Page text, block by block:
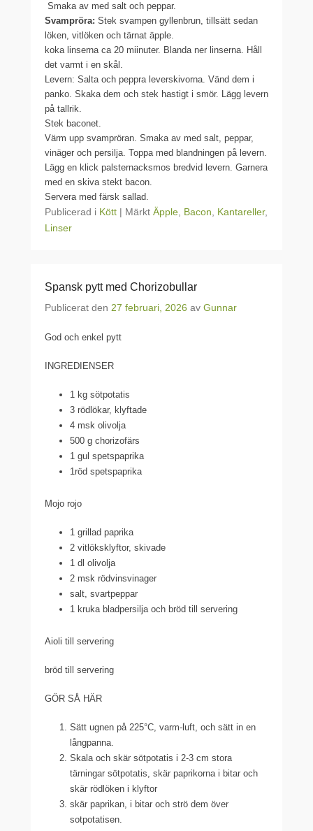
Smaka av med salt och peppar.
Svampröra: Stek svampen gyllenbrun, tillsätt sedan
löken, vitlöken och tärnat äpple.
koka linserna ca 20 miinuter. Blanda ner linserna. Håll
det varmt i en skål.
Levern: Salta och peppra leverskivorna. Vänd dem i
panko. Skaka dem och stek hastigt i smör. Lägg levern
på tallrik.
Stek baconet.
Värm upp svampröran. Smaka av med salt, peppar,
vinäger och persilja. Toppa med blandningen på levern.
Lägg en klick palsternacksmos bredvid levern. Garnera
med en skiva stekt bacon.
Servera med färsk sallad.
Publicerad i Kött | Märkt Äpple Bacon Kantareller,
Linser
Spansk pytt med Chorizobullar
Publicerat den 27 februari, 2026 av Gunnar
God och enkel pytt
INGREDIENSER
1 kg sötpotatis
3 rödlökar, klyftade
4 msk olivolja
500 g chorizofärs
1 gul spetspaprika
1röd spetspaprika
Mojo rojo
1 grillad paprika
2 vitlöksklyftor, skivade
1 dl olivolja
2 msk rödvinsvinager
salt, svartpeppar
1 kruka bladpersilja och bröd till servering
Aioli till servering
bröd till servering
GÖR SÅ HÄR
Sätt ugnen på 225°C, varm-luft, och sätt in en
långpanna.
Skala och skär sötpotatis i 2-3 cm stora
tärningar sötpotatis, skär paprikorna i bitar och
skär rödlöken i klyftor
skär paprikan, i bitar och strö dem över
sotpotatisen.